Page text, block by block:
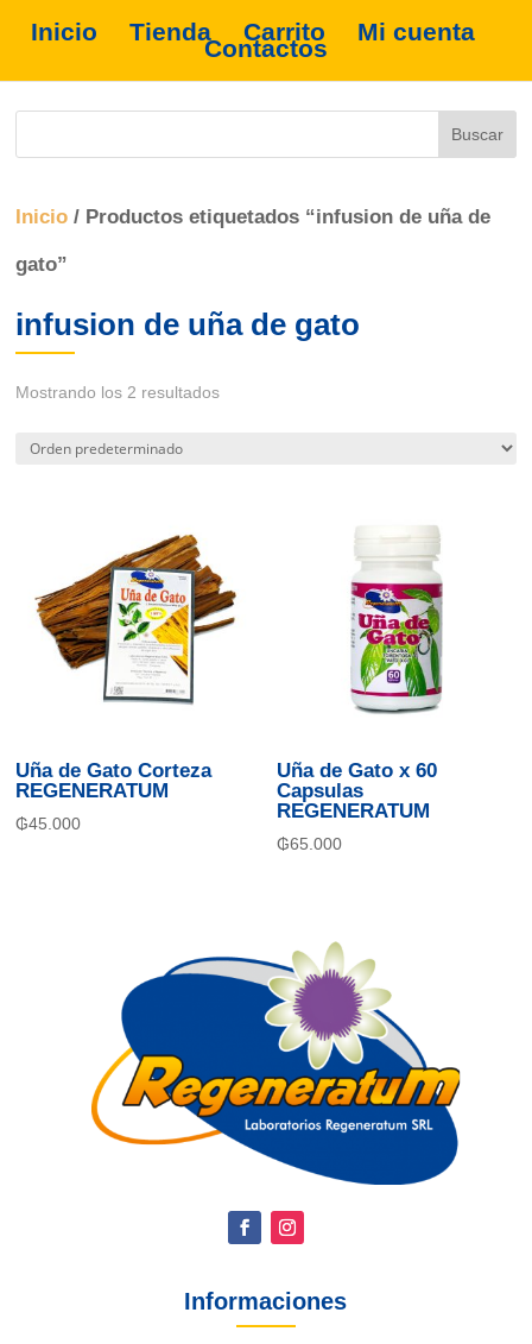
Inicio Tienda Carrito Mi cuenta
Contactos
Inicio / Productos etiquetados “infusion de uña de
gato”
infusion de uña de gato
Mostrando los 2 resultados
Uña de Gato Corteza
REGENERATUM
₲45.000
Uña de Gato x 60
Capsulas
REGENERATUM
₲65.000
Informaciones